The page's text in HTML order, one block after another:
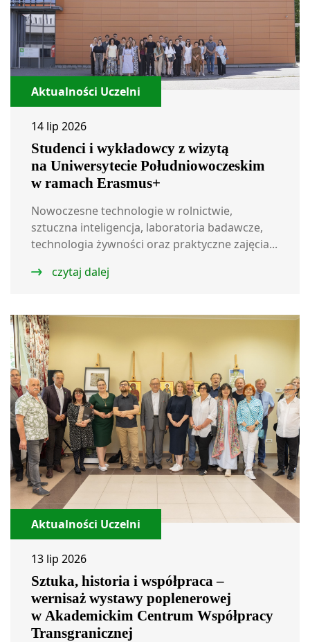
Aktualności Uczelni
14 lip 2026
Studenci i wykładowcy z wizytą
na Uniwersytecie Południowoczeskim
w ramach Erasmus+
Nowoczesne technologie w rolnictwie,
sztuczna inteligencja, laboratoria badawcze,
technologia żywności oraz praktyczne zajęcia...
czytaj dalej
Aktualności Uczelni
13 lip 2026
Sztuka, historia i współpraca –
wernisaż wystawy poplenerowej
w Akademickim Centrum Współpracy
Transgranicznej